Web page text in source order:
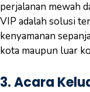
perjalanan mewah
VIP adalah solusi
kenyamanan
kota maupun luar
3.Acara